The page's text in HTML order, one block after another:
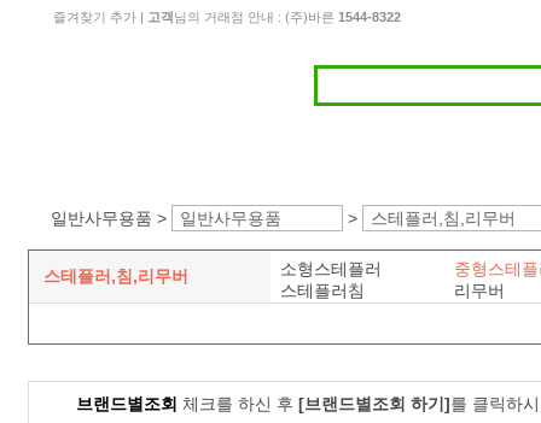
즐겨찾기 추가| 고객님의 거래점 안내 : (주)바른 1544-8322
일반사무용품 > 일반사무용품 > 스테플러,침,리무버
스테플러,침,리무버 소형스테플러
중형스테
스테플러침
리무버
브랜드별조회 체크를 하신 후 [브랜드별조회 하기]를 클릭하